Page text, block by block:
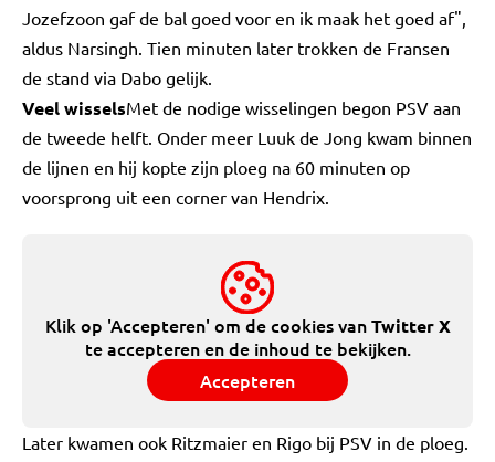
Jozefzoon gaf de bal goed voor en ik maak het goed af",
aldus Narsingh. Tien minuten later trokken de Fransen
de stand via Dabo gelijk.
Veel wisselsMet de nodige wisselingen begon PSV aan
de tweede helft. Onder meer Luuk de Jong kwam binnen
de lijnen en hij kopte zijn ploeg na 60 minuten op
voorsprong uit een corner van Hendrix.
Klik op 'Accepteren' om de cookies vanTwitter X
te accepteren en de inhoud te bekijken.
Accepteren
Later kwamen ook Ritzmaier en Rigo bij PSV in de ploeg.